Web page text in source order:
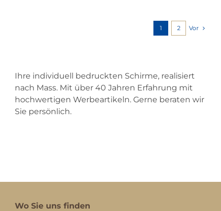
1 2 Vor
Ihre individuell bedruckten Schirme, realisiert
nach Mass. Mit über 40 Jahren Erfahrung mit
hochwertigen Werbeartikeln. Gerne beraten wir
Sie persönlich.
Wo Sie uns finden